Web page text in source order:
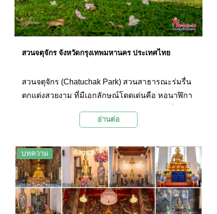
สวนจตุจักร จังหวัดกรุงเทพมหานคร ประเทศไทย
สวนจตุจักร (Chatuchak Park) สวนสาธารณะร่มรื่น
ตกแต่งสวยงาม ที่มีเอกลักษณ์โดดเด่นคือ หอนาฬิกา
สาธารณะสำหรับพักผ่อนหย่อนใจแล้ว พื้นที่บริเวณ
เสาร์ อาทิตย์อีกด้วย
อ่านต่อ
บทความ